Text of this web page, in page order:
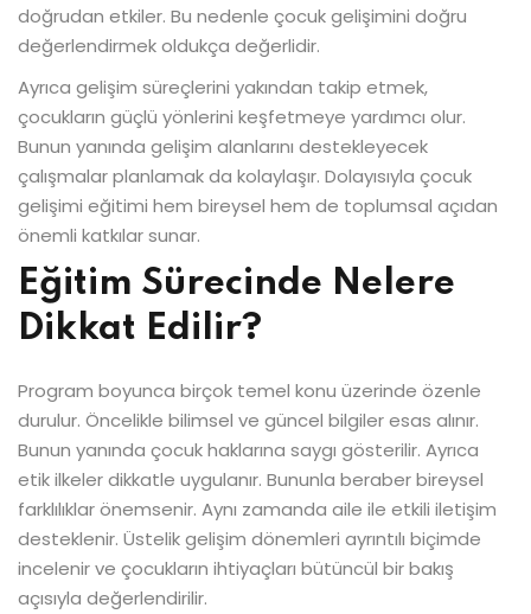
doğrudan etkiler. Bu nedenle çocuk gelişimini doğru
değerlendirmek oldukça değerlidir.
Ayrıca gelişim süreçlerini yakından takip etmek,
çocukların güçlü yönlerini keşfetmeye yardımcı olur.
Bunun yanında gelişim alanlarını destekleyecek
çalışmalar planlamak da kolaylaşır. Dolayısıyla çocuk
gelişimi eğitimi hem bireysel hem de toplumsal açıdan
önemli katkılar sunar.
Eğitim Sürecinde Nelere
Dikkat Edilir?
Program boyunca birçok temel konu üzerinde özenle
durulur. Öncelikle bilimsel ve güncel bilgiler esas alınır.
Bunun yanında çocuk haklarına saygı gösterilir. Ayrıca
etik ilkeler dikkatle uygulanır. Bununla beraber bireysel
farklılıklar önemsenir. Aynı zamanda aile ile etkili iletişim
desteklenir. Üstelik gelişim dönemleri ayrıntılı biçimde
incelenir ve çocukların ihtiyaçları bütüncül bir bakış
açısıyla değerlendirilir.